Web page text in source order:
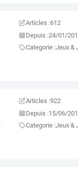
Articles :612
Depuis :24/01/
Categorie :Jeux &
Articles :922
Depuis :15/06/
Categorie :Jeux &